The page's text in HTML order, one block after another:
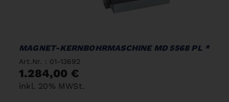
MAGNET-KERNBOHRMASCHINE MD 5568 PL *
Art.Nr. : 01-13692
1.284,00 €
inkl. 20% MWSt.